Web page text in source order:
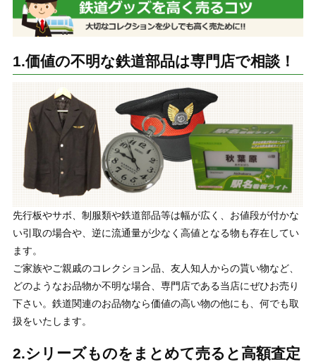
1.価値の不明な鉄道部品は専門店で相談！
先行板やサボ、制服類や鉄道部品等は幅が広く、お値段が付かな
い引取の場合や、逆に流通量が少なく高値となる物も存在してい
ます。
ご家族やご親戚のコレクション品、友人知人からの貰い物など、
どのようなお品物か不明な場合、専門店である当店にぜひお売り
下さい。鉄道関連のお品物なら価値の高い物の他にも、何でも取
扱をいたします。
2.シリーズものをまとめて売ると高額査定